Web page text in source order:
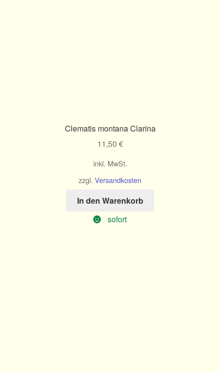
Clematis montana Clarina
11,50 €
inkl. MwSt.
zzgl. Versandkosten
In den Warenkorb
sofort